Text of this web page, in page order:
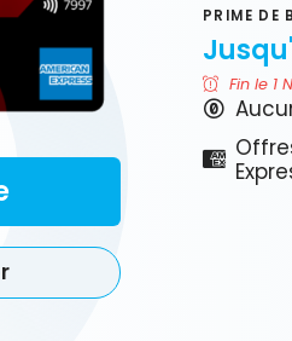
PRIME DE
Fin le 1